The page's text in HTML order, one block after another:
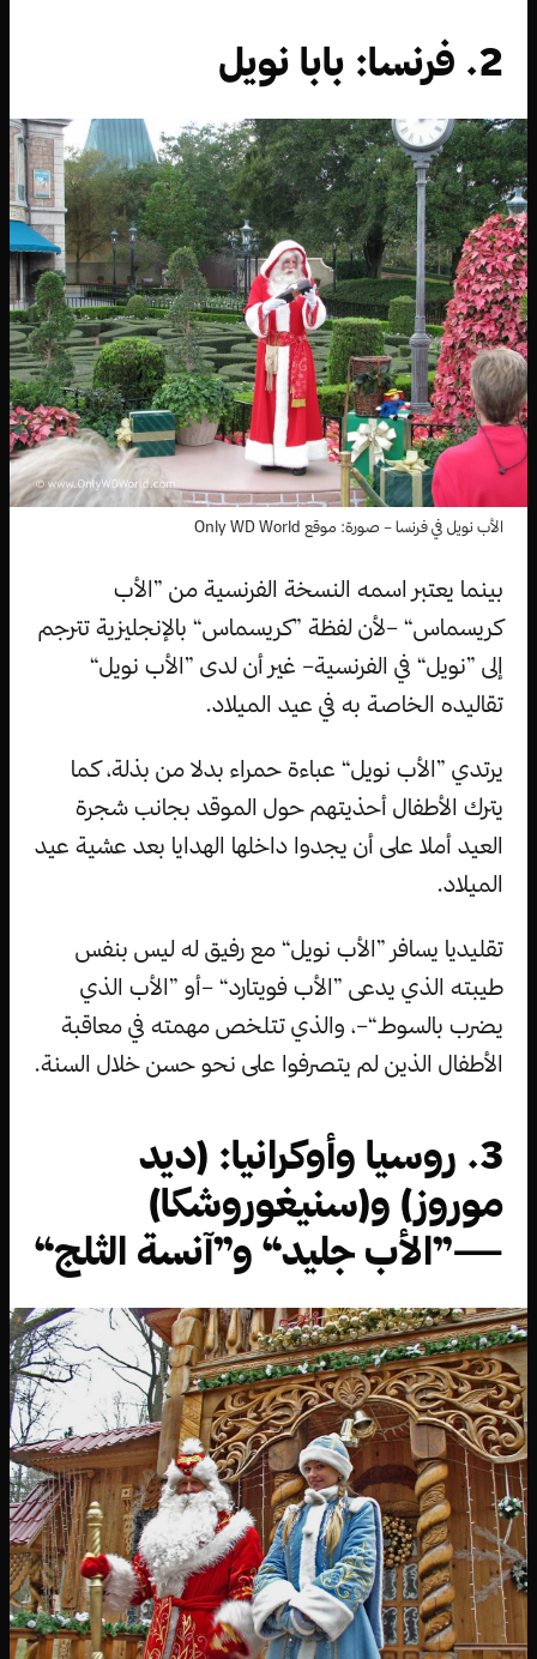
2. فرنسا: بابا نويل
الأب نويل في فرنسا – صورة: موقع Only WD World
بينما يعتبر اسمه النسخة الفرنسية من ”الأب
كريسماس“ –لأن لفظة ”كريسماس“ بالإنجليزية تترجم
إلى ”نويل“ في الفرنسية– غير أن لدى ”الأب نويل“
تقاليده الخاصة به في عيد الميلاد.
يرتدي ”الأب نويل“ عباءة حمراء بدلا من بذلة، كما
يترك الأطفال أحذيتهم حول الموقد بجانب شجرة
العيد أملا على أن يجدوا داخلها الهدايا بعد عشية عيد
الميلاد.
تقليديا يسافر ”الأب نويل“ مع رفيق له ليس بنفس
طيبته الذي يدعى ”الأب فويتارد“ –أو ”الأب الذي
يضرب بالسوط“–، والذي تتلخص مهمته في معاقبة
الأطفال الذين لم يتصرفوا على نحو حسن خلال السنة.
3. روسيا وأوكرانيا: (ديد
موروز) و(سنيغوروشكا)
—”الأب جليد“ و”آنسة الثلج“